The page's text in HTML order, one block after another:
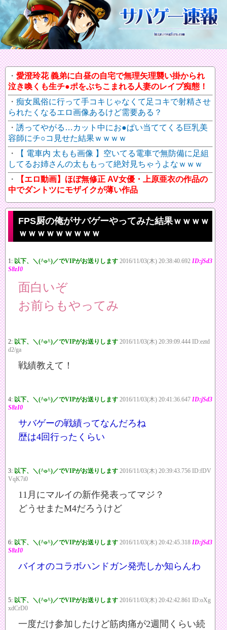
愛澄玲花 義弟に白昼の自宅で無理矢理襲い掛かられ
泣き喚くも生チ●ポをぶちこまれる人妻のレイプ痴態！
痴女風俗に行って手コキじゃなくて足コキで射精させ
られたくなるエロ画像あるけど需要ある？
誘ってやがる…カット中にお●ぱい当ててくる巨乳美
容師にチ○コ見せた結果ｗｗｗｗ
【 電車内 太もも画像 】空いてる電車で無防備に足組
してるお姉さんの太ももって絶対見ちゃうよなｗｗｗ
【エロ動画】ほぼ無修正 AV女優・上原亜衣の作品の
中でダントツにモザイクが薄い作品
FPS厨の俺がサバゲーやってみた結果ｗｗｗｗ
ｗｗｗｗｗｗｗｗｗ
1: 以下、＼(^o^)／でVIPがお送りします 2016/11/03(木) 20:38:40.692 ID:jSd3
S8zI0
面白いぞ
お前らもやってみ
2: 以下、＼(^o^)／でVIPがお送りします 2016/11/03(木) 20:39:09.444 ID:eztd
d2/ga
戦績教えて！
4: 以下、＼(^o^)／でVIPがお送りします 2016/11/03(木) 20:41:36.647 ID:jSd3
S8zI0
サバゲーの戦績ってなんだろね
歴は4回行ったくらい
3: 以下、＼(^o^)／でVIPがお送りします 2016/11/03(木) 20:39:43.756 ID:fDV
VqK7i0
11月にマルイの新作発表ってマジ？
どうせまたM4だろうけど
6: 以下、＼(^o^)／でVIPがお送りします 2016/11/03(木) 20:42:45.318 ID:jSd3
S8zI0
バイオのコラボハンドガン発売しか知らんわ
5: 以下、＼(^o^)／でVIPがお送りします 2016/11/03(木) 20:42:42.861 ID:oXg
xdCrD0
一度だけ参加したけど筋肉痛が2週間くらい続